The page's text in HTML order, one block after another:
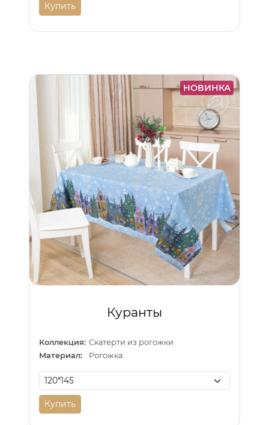
Купить
НОВИНКА
Куранты
Коллекция: Скатерти из рогожки
Материал:
Рогожка
Купить